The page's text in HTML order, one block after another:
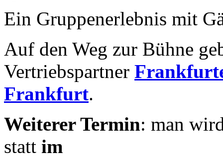
Ein Gruppenerlebnis mit
Auf den Weg zur Bühne
Vertriebspartner
Frankfurt.
Weiterer Termin: man
statt im